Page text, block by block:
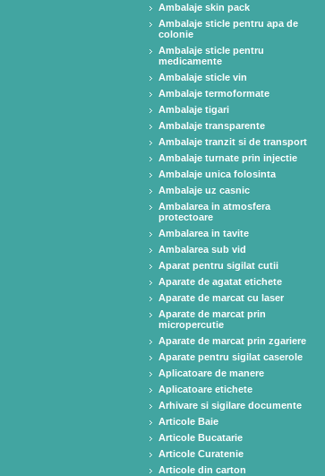
Ambalaje skin pack
Ambalaje sticle pentru apa de
colonie
Ambalaje sticle pentru
medicamente
Ambalaje sticle vin
Ambalaje termoformate
Ambalaje tigari
Ambalaje transparente
Ambalaje tranzit si de transport
Ambalaje turnate prin injectie
Ambalaje unica folosinta
Ambalaje uz casnic
Ambalarea in atmosfera
protectoare
Ambalarea in tavite
Ambalarea sub vid
Aparat pentru sigilat cutii
Aparate de agatat etichete
Aparate de marcat cu laser
Aparate de marcat prin
micropercutie
Aparate de marcat prin zgariere
Aparate pentru sigilat caserole
Aplicatoare de manere
Aplicatoare etichete
Arhivare si sigilare documente
Articole Baie
Articole Bucatarie
Articole Curatenie
Articole din carton